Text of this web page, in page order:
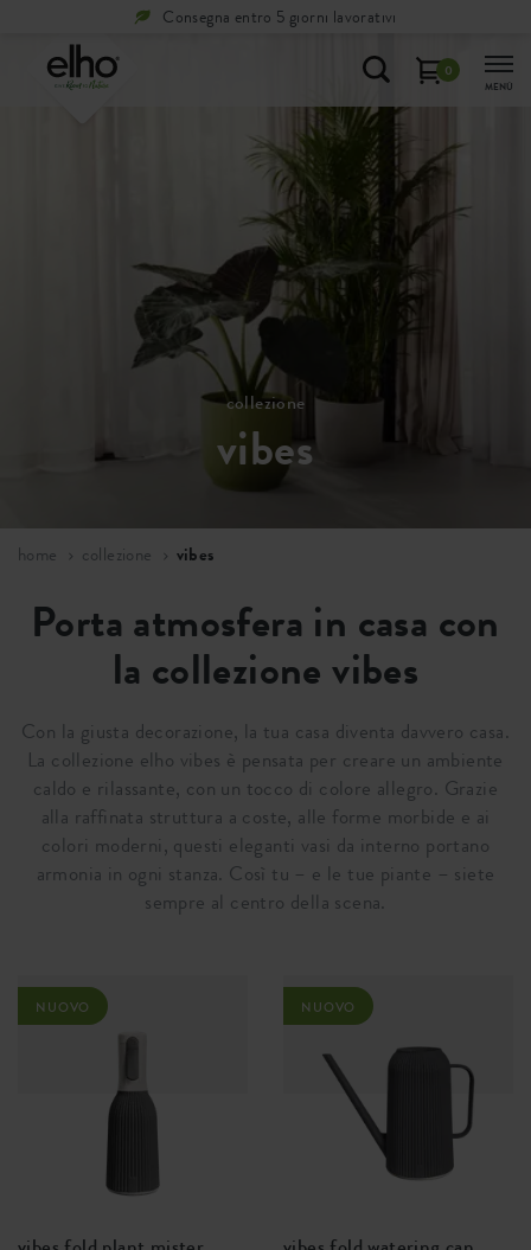
Consegna entro 5 giorni lavorativi
0
MENÙ
collezione
vibes
home collezione vibes
Porta atmosfera in casa con
la collezione vibes
Con la giusta decorazione, la tua casa diventa davvero casa.
La collezione elho vibes è pensata per creare un ambiente
caldo e rilassante, con un tocco di colore allegro. Grazie
alla raffinata struttura a coste, alle forme morbide e ai
colori moderni, questi eleganti vasi da interno portano
armonia in ogni stanza. Così tu – e le tue piante – siete
sempre al centro della scena.
NUOVO NUOVO